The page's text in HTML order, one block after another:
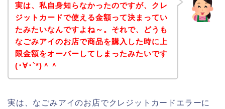
実は、私自身知らなかったのですが、クレ
ジットカードで使える金額って決まってい
たみたいなんですよね～。それで、どうも
なごみアイのお店で商品を購入した時に上
限金額をオーバーしてしまったみたいです
(･∀･`*)＾＾
実は、なごみアイのお店でクレジットカードエラーに